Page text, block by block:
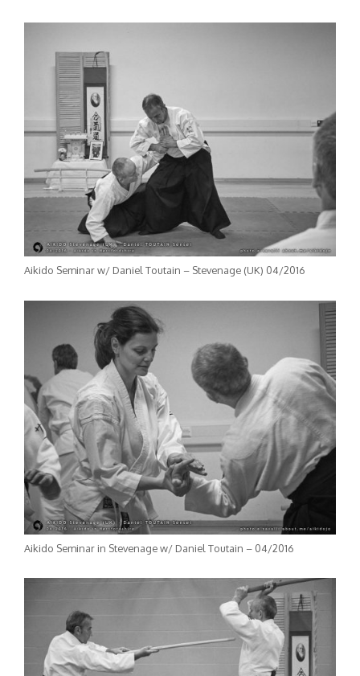
Aikido Seminar w/ Daniel Toutain – Stevenage (UK) 04/2016
Aikido Seminar in Stevenage w/ Daniel Toutain – 04/2016